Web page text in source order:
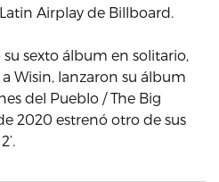
Airplay de Billboard.
sexto álbum en solitario,
a Wisin, lanzaron su álbum
del Pueblo / The Big
2020 estrenó otro de sus